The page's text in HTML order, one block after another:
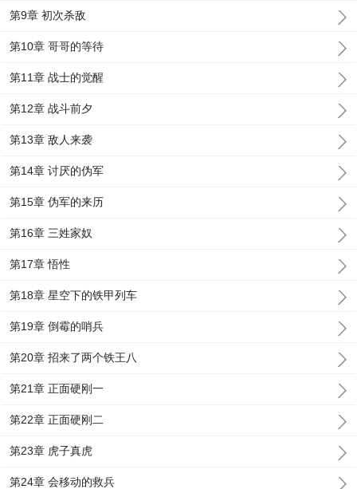
第9章 初次杀敌
第10章 哥哥的等待
第11章 战士的觉醒
第12章 战斗前夕
第13章 敌人来袭
第14章 讨厌的伪军
第15章 伪军的来历
第16章 三姓家奴
第17章 悟性
第18章 星空下的铁甲列车
第19章 倒霉的哨兵
第20章 招来了两个铁王八
第21章 正面硬刚一
第22章 正面硬刚二
第23章 虎子真虎
第24章 会移动的救兵